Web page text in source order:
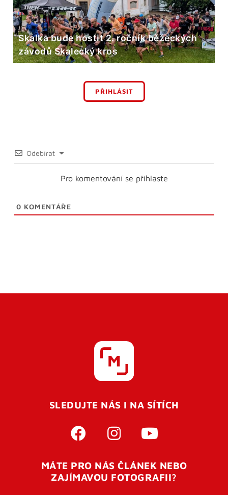
Skalka bude hostit 2. ročník běžeckých
závodů Skalecký kros
PŘIHLÁSIT
Odebírat
Pro komentování se přihlaste
0 KOMENTÁŘE
SLEDUJTE NÁS I NA SÍTÍCH
MÁTE PRO NÁS ČLÁNEK NEBO
ZAJÍMAVOU FOTOGRAFII?